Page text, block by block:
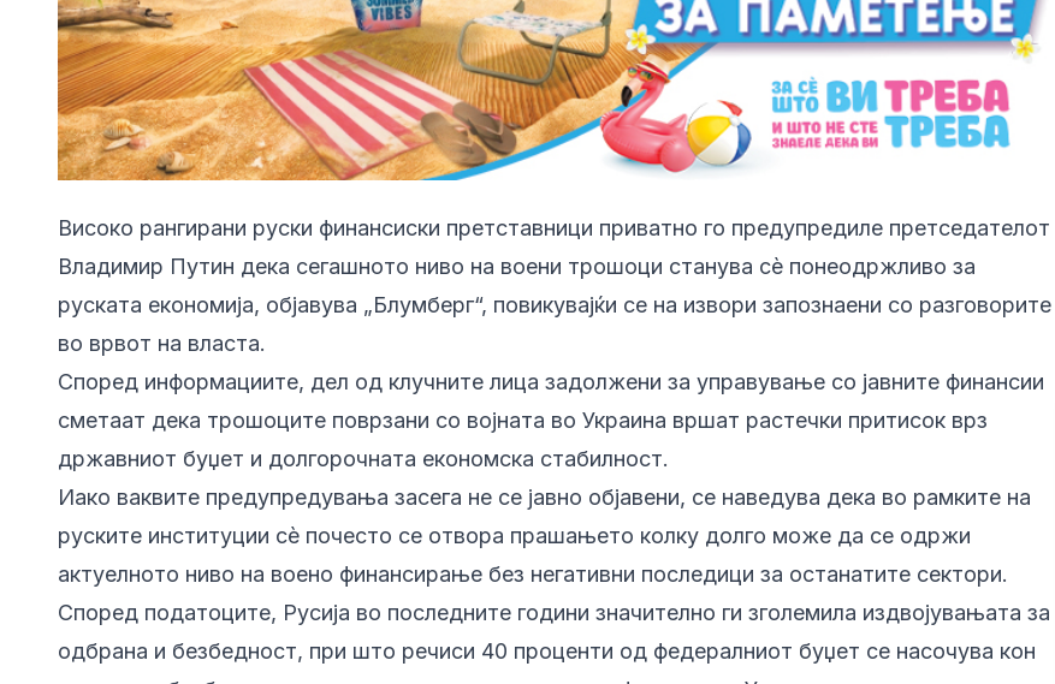
Високо рангирани руски финансиски претставници приватно го предупредиле претседателот
Владимир Путин дека сегашното ниво на воени трошоци станува сè понеодржливо за
руската економија, објавува „Блумберг“, повикувајќи се на извори запознаени со разговорите
во врвот на власта.
Според информациите, дел од клучните лица задолжени за управување со јавните финансии
сметаат дека трошоците поврзани со војната во Украина вршат растечки притисок врз
државниот буџет и долгорочната економска стабилност.
Иако ваквите предупредувања засега не се јавно објавени, се наведува дека во рамките на
руските институции сè почесто се отвора прашањето колку долго може да се одржи
актуелното ниво на воено финансирање без негативни последици за останатите сектори.
Според податоците, Русија во последните години значително ги зголемила издвојувањата за
одбрана и безбедност, при што речиси 40 проценти од федералниот буџет се насочува кон